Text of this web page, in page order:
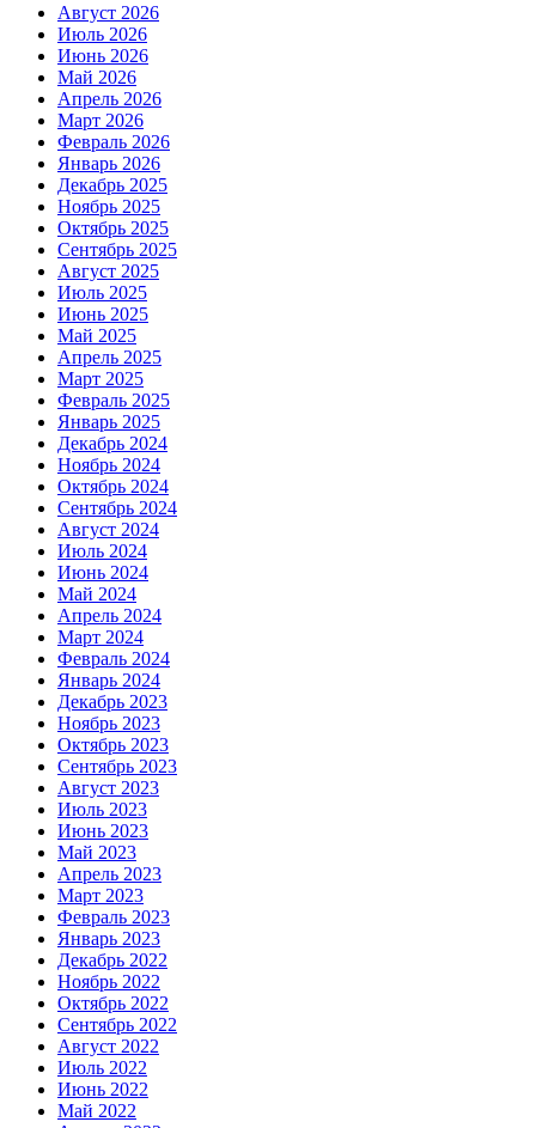
Август 2026
Июль 2026
Июнь 2026
Май 2026
Апрель 2026
Март 2026
Февраль 2026
Январь 2026
Декабрь 2025
Ноябрь 2025
Октябрь 2025
Сентябрь 2025
Август 2025
Июль 2025
Июнь 2025
Май 2025
Апрель 2025
Март 2025
Февраль 2025
Январь 2025
Декабрь 2024
Ноябрь 2024
Октябрь 2024
Сентябрь 2024
Август 2024
Июль 2024
Июнь 2024
Май 2024
Апрель 2024
Март 2024
Февраль 2024
Январь 2024
Декабрь 2023
Ноябрь 2023
Октябрь 2023
Сентябрь 2023
Август 2023
Июль 2023
Июнь 2023
Май 2023
Апрель 2023
Март 2023
Февраль 2023
Январь 2023
Декабрь 2022
Ноябрь 2022
Октябрь 2022
Сентябрь 2022
Август 2022
Июль 2022
Июнь 2022
Май 2022